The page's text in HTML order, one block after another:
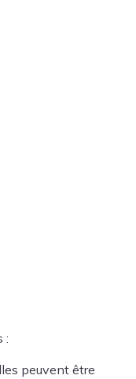
:
peuvent être